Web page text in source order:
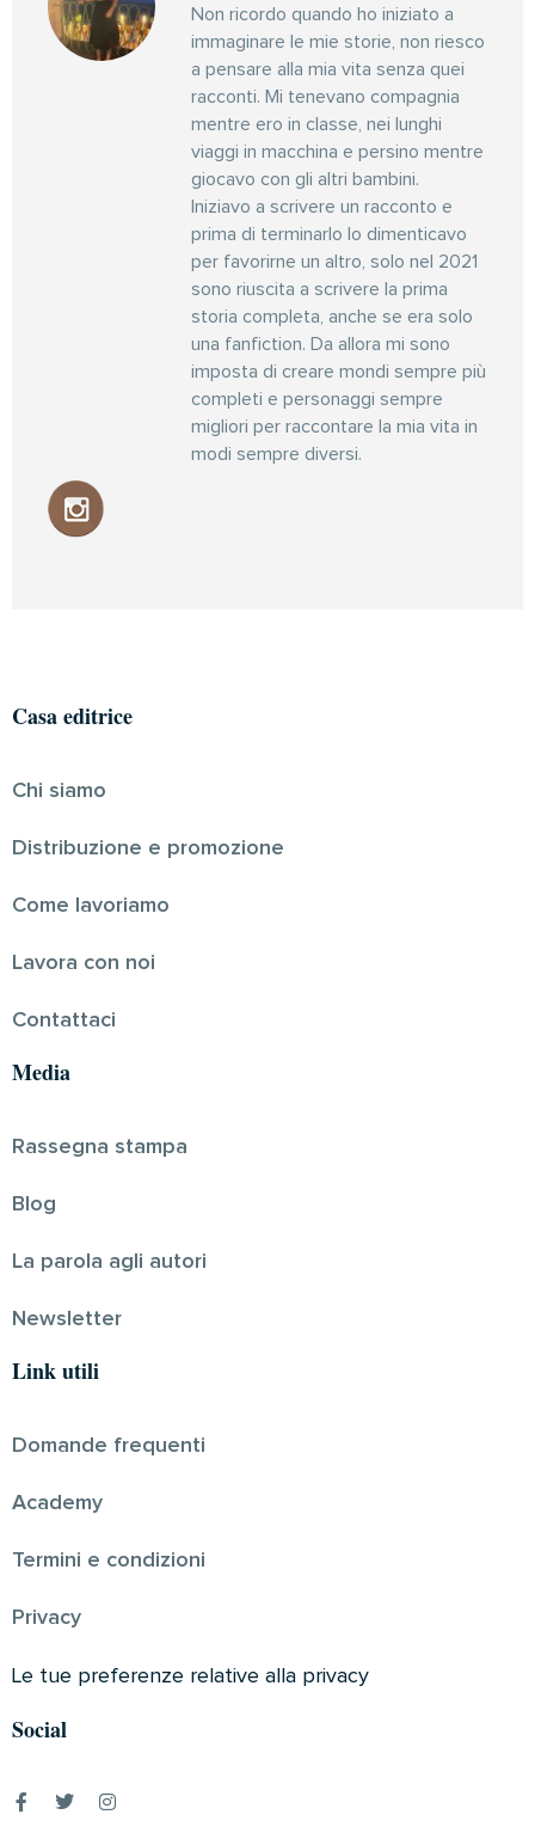
Non ricordo quando ho iniziato a
immaginare le mie storie, non riesco
a pensare alla mia vita senza quei
racconti. Mi tenevano compagnia
mentre ero in classe, nei lunghi
viaggi in macchina e persino mentre
giocavo con gli altri bambini.
Iniziavo a scrivere un racconto e
prima di terminarlo lo dimenticavo
per favorirne un altro, solo nel 2021
sono riuscita a scrivere la prima
storia completa, anche se era solo
una fanfiction. Da allora mi sono
imposta di creare mondi sempre più
completi e personaggi sempre
migliori per raccontare la mia vita in
modi sempre diversi.
Casa editrice
Chi siamo
Distribuzione e promozione
Come lavoriamo
Lavora con noi
Contattaci
Media
Rassegna stampa
Blog
La parola agli autori
Newsletter
Link utili
Domande frequenti
Academy
Termini e condizioni
Privacy
Le tue preferenze relative alla privacy
Social